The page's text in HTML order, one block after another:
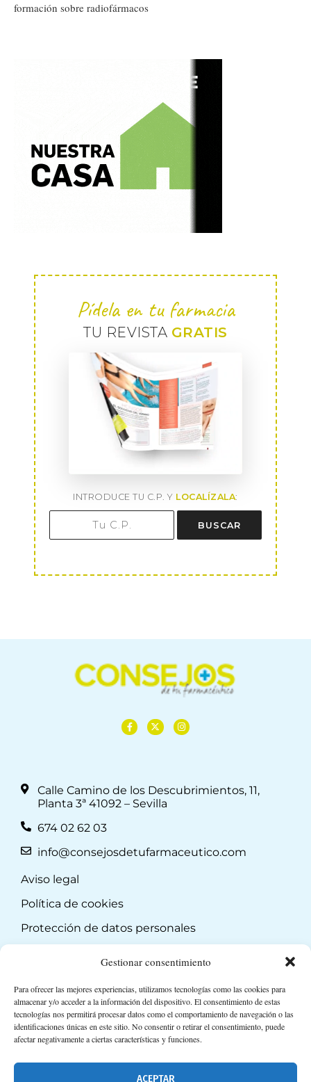
Gestionar consentimiento
Para ofrecer las mejores experiencias, utilizamos tecnologías como las cookies para
almacenar y/o acceder a la información del dispositivo. El consentimiento de estas
tecnologías nos permitirá procesar datos como el comportamiento de navegación o las
identificaciones únicas en este sitio. No consentir o retirar el consentimiento, puede
afectar negativamente a ciertas características y funciones.
ACEPTAR
formación sobre radiofármacos
Pídela en tu farmacia
TU REVISTA GRATIS
INTRODUCE TU C.P. Y LOCALÍZALA:
BUSCAR
Calle Camino de los Descubrimientos, 11,
Planta 3ª 41092 – Sevilla
674 02 62 03
info@consejosdetufarmaceutico.com
Aviso legal
Política de cookies
Protección de datos personales